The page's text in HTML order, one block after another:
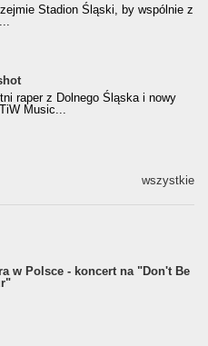
Stadion Śląski, by wspólnie z
raper z Dolnego Śląska i nowy
Music...
wszystkie
w Polsce - koncert na "Don't Be